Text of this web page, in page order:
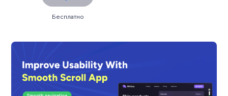
Бесплатно